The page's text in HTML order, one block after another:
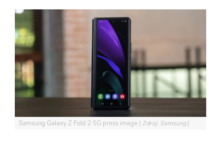
Samsung Galaxy Z Fold 2 5G press image Zdroj: Samsung